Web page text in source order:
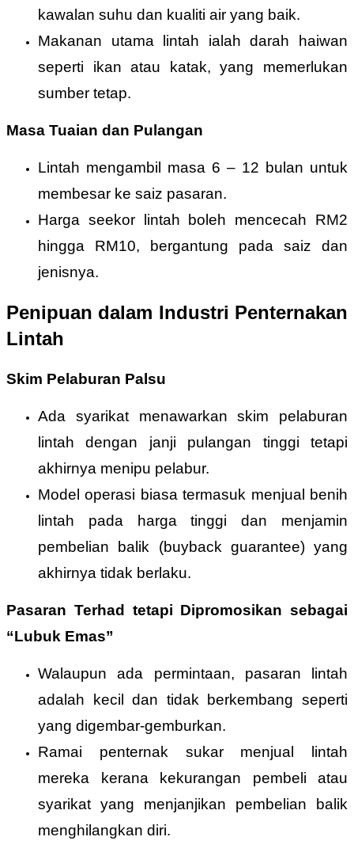
kawalan suhu dan kualiti air yang baik.
Makanan utama lintah ialah darah haiwan
seperti ikan atau katak, yang memerlukan
sumber tetap.
Masa Tuaian dan Pulangan
Lintah mengambil masa 6 – 12 bulan untuk
membesar ke saiz pasaran.
Harga seekor lintah boleh mencecah RM2
hingga RM10, bergantung pada saiz dan
jenisnya.
Penipuan dalam Industri Penternakan
Lintah
Skim Pelaburan Palsu
Ada syarikat menawarkan skim pelaburan
lintah dengan janji pulangan tinggi tetapi
akhirnya menipu pelabur.
Model operasi biasa termasuk menjual benih
lintah pada harga tinggi dan menjamin
pembelian balik (buyback guarantee) yang
akhirnya tidak berlaku.
Pasaran Terhad tetapi Dipromosikan sebagai
“Lubuk Emas”
Walaupun ada permintaan, pasaran lintah
adalah kecil dan tidak berkembang seperti
yang digembar-gemburkan.
Ramai penternak sukar menjual lintah
mereka kerana kekurangan pembeli atau
syarikat yang menjanjikan pembelian balik
menghilangkan diri.